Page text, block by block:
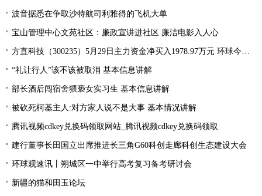
波音据悉在争取沙特航司利雅得的飞机大单
宝山管理中心文苑社区：廉政宣讲进社区 廉洁电影入人心
方直科技（300235）5月29日主力资金净买入1978.97万元 环球今亮点
“礼让行人”该不该被取消 基本信息讲解
部长酒后闯宿舍猥亵女实习生 基本信息讲解
被砍死柯基主人:对方家人说不是大事 基本情况讲解
腾讯视频cdkey兑换码领取网站_腾讯视频cdkey兑换码领取
建行董事长田国立出席推进长三角G60科创走廊科创生态建设大会
环球观速讯丨朔城区一中举行高考复习备考研讨会
新疆的猫和田玉论坛